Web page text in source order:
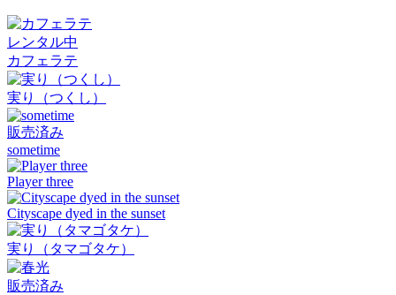
レンタル中
カフェラテ
実り（つくし）
販売済み
sometime
Player three
Cityscape dyed in the sunset
実り（タマゴタケ）
販売済み